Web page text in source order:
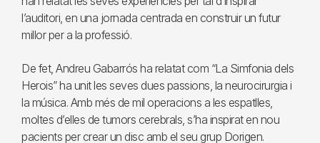
l’auditori, en una jornada centrada en construir un futur
millor per a la professió.
De fet, Andreu Gabarrós ha relatat com “La Simfonia dels
Herois” ha unit les seves dues passions, la neurocirurgia i
la música. Amb més de mil operacions a les espatlles,
moltes d’elles de tumors cerebrals, s’ha inspirat en nou
pacients per crear un disc amb el seu grup Dorigen.